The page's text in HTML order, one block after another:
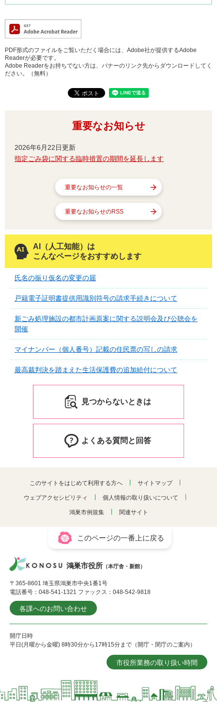
PDF形式のファイルをご覧いただく場合には、Adobe社が提供するAdobe
Readerが必要です。
Adobe Readerをお持ちでない方は、バナーのリンク先からダウンロードしてく
ださい。（無料）
重要なお知らせ
2026年6月22日更新
指定ごみ袋に関する臨時措置の期間を延長します
重要なお知らせの一覧
重要なお知らせのRSS
AI（人工知能）は
こんなページをおすすめします
氏名の振り仮名の変更の届
戸籍電子証明書提供用識別符号の請求手続きについて
新ごみ処理施設の都市計画原案に関する説明会及び公聴会を
開催
マイナンバー（個人番号）記載の住民票の写しの請求
最高裁判決を踏まえた生活保護費の追加給付について
見つからないときは
よくある質問と回答
このサイトをはじめて利用する方へ サイトマップ
ウェブアクセシビリティ 個人情報の取り扱いについて
鴻巣市例規集 関連サイト
このページの一番上に戻る
鴻巣市役所 （本庁舎・新館）
〒365-8601 埼玉県鴻巣市中央1番1号
電話番号：048-541-1321 ファックス：048-542-9818
各課へのお問い合わせ
開庁日時
平日(月曜から金曜) 8時30分から17時15分まで（開庁・閉庁のご案内）
市役所業務の取り扱い時間